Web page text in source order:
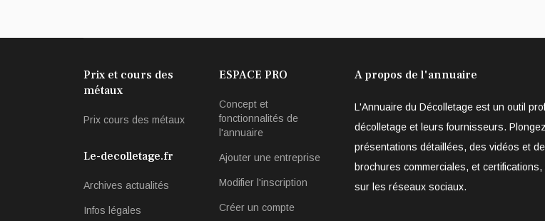
Prix et cours des
métaux
Prix cours des métaux
Le-decolletage.fr
Archives actualités
Infos légales
ESPACE PRO
Concept et
fonctionnalités de
l'annuaire
Ajouter une entreprise
Modifier l'inscription
Créer un compte
A propos de l'annuaire
L'Annuaire du Décolletage est un outil
décolletage et leurs fournisseurs.
présentations détaillées, des vidéos et
brochures commerciales, et
sur les réseaux sociaux.